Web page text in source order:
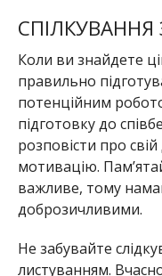
Коли ви знайдете
правильно
потенційним
підготовку до
розповісти про
мотивацію.
важливе, тому
доброзичливими.
Не забувайте
листуванням.